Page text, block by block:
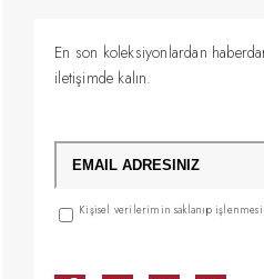
En son koleksiyonlardan
iletişimde kalın.
Kişisel verilerimin saklanıp